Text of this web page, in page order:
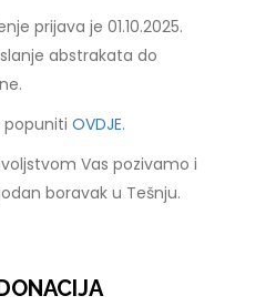
prijava je 01.10.2025.
abstrakata do
popunitiOVDJE.
Vas pozivamo i
boravak u Tešnju.